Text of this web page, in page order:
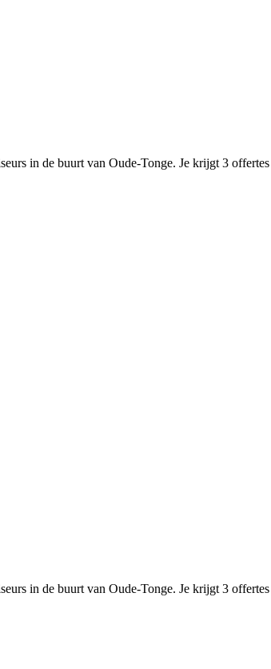
in de buurt van Oude-Tonge. Je krijgt 3
in de buurt van Oude-Tonge. Je krijgt 3